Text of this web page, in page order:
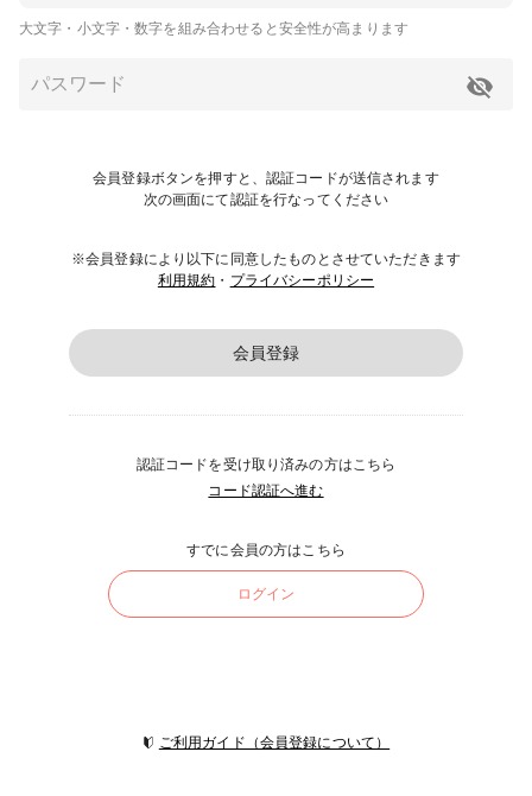
大文字・小文字・数字を組み合わせると安全性が高まります
会員登録ボタンを押すと、認証コードが送信されます
次の画面にて認証を行なってください
※会員登録により以下に同意したものとさせていただきます
利用規約 ・ プライバシーポリシー
会員登録
認証コードを受け取り済みの方はこちら
コード認証へ進む
すでに会員の方はこちら
ログイン
ご利用ガイド（会員登録について）